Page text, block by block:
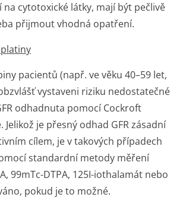
cytotoxické látky, mají být pečlivě
přijmout vhodná opatření.
pacientů (např. ve věku 40–59 let,
vystaveni riziku nedostatečné
odhadnuta pomocí Cockroft
Jelikož je přesný odhad GFR zásadní
cílem, je v takových případech
standardní metody měření
99mTc-DTPA, 125I-iothalamát nebo
pokud je to možné.